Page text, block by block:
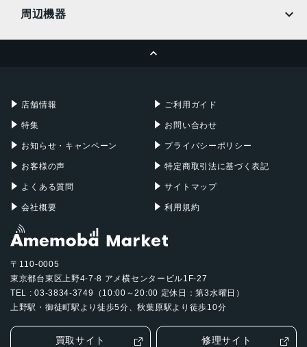
周辺機器
店舗情報
特集
お知らせ・キャンペーン
お客様の声
よくある質問
会社概要
ご利用ガイド
お問い合わせ
プライバシーポリシー
特定商取引法に基づく表記
サイトマップ
利用規約
〒110-0005
東京都台東区上野4-7-8 アメ横センタービル1F-27
TEL : 03-3834-3749（10:00～20:00 定休日：第3水曜日）
上野駅・御徒町駅より徒歩5分、秋葉原駅より徒歩10分
買取サイト 修理サイト